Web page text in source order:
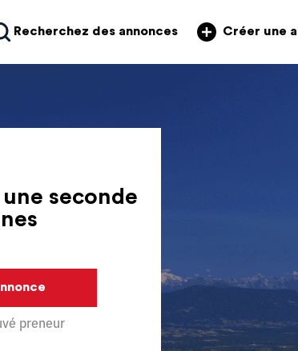
Recherchez des annonces Créer une
seconde
preneur